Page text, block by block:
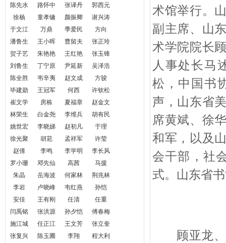
陈先水
路怀中 张译丹
郭西元
徐杨
童孝镛 颜振卿
谢兴涛
于文江
万鼎 季爱民
方向
潘鲁生
王小晖 曹留夫
张正玲
贺子艺
朱艳艳 王红艳
张玉锋
刘鲁生
丁宁原 尹延新
吴泽浩
陈全胜
韦辛夷 赵文成
方骏
毕建勋
王冠军 何西
许钦松
崔文学
房栋 夏福章
赵金文
林荣生
白金尧 李维兵
胡有民
姚世宏
李晓娣 赵初凡
于理
徐光聚
胡苨 孟祥军
许莹
赵倩
李鸣 李学明
李长风
罗小珊
邓先仙 高茜
马援
朱晶
岳海波 何家林
荆兆林
李岩
卢晓峰 韦红燕
孙恺
安佳
王有刚 任清
任重
闫禹铭
张洪源 孙夕恺
傅春梅
施江城
任正江 王文芳
张立奎
张复兴
陈玉圃 李翔
程大利
术馆举行。
副主席、山
术学院院长
人事处长马
松，中国书
声，山东省
席黄斌、徐
和军，以及
会干部，社
式。 山东省
顾亚龙